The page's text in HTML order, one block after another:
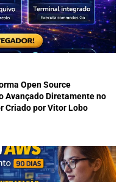
Open Source
Avançado Diretamente no
Criado por Vitor Lobo